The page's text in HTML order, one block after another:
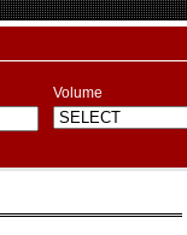
Volume